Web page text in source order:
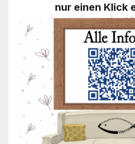
nur einen Klick